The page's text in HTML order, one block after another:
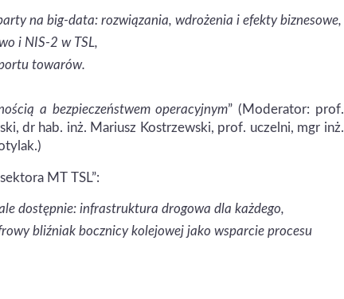
na big-data: rozwiązania, wdrożenia i efekty biznesowe,
i NIS-2 w TSL,
towarów.
a bezpieczeństwem operacyjnym” (Moderator: prof.
dr hab. inż. Mariusz Kostrzewski, prof. uczelni, mgr inż.
MT TSL”:
dostępnie: infrastruktura drogowa dla każdego,
bliźniak bocznicy kolejowej jako wsparcie procesu